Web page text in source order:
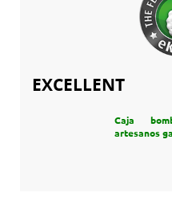
EXCELLENT
Caja
artesanos